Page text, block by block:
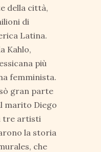
della città,
di
Latina.
Kahlo,
più
femminista.
gran parte
marito Diego
tre artisti
la storia
che